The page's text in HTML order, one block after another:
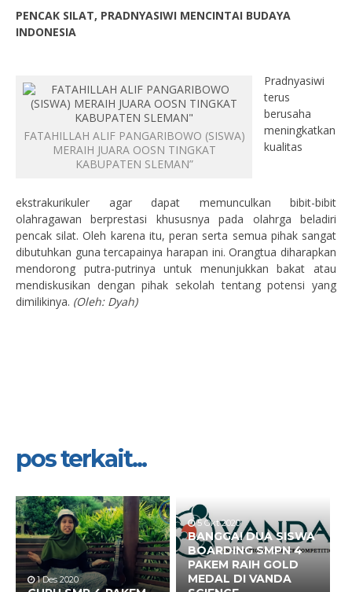
PENCAK SILAT, PRADNYASIWI MENCINTAI BUDAYA
INDONESIA
FATAHILLAH ALIF PANGARIBOWO (SISWA)
MERAIH JUARA OOSN TINGKAT
KABUPATEN SLEMAN”
Pradnyasiwi
terus
berusaha
meningkatkan
kualitas
ekstrakurikuler agar dapat memunculkan bibit-bibit
olahragawan berprestasi khususnya pada olahrga beladiri
pencak silat. Oleh karena itu, peran serta semua pihak sangat
dibutuhkan guna tercapainya harapan ini. Orangtua diharapkan
mendorong putra-putrinya untuk menunjukkan bakat atau
mendiskusikan dengan pihak sekolah tentang potensi yang
dimilikinya. (Oleh: Dyah)
pos terkait...
1 Des 2020
5 Okt 2020
BANGGA! DUA SISWA
BOARDING SMPN 4
PAKEM RAIH GOLD
MEDAL DI VANDA